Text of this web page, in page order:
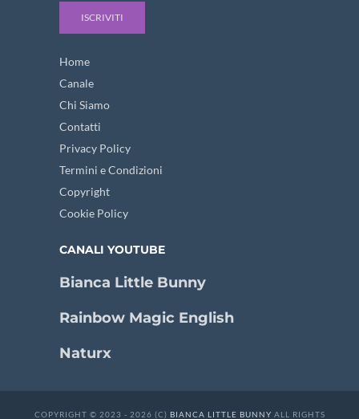
ISCRIVITI
Home
Canale
Chi Siamo
Contatti
Privacy Policy
Termini e Condizioni
Copyright
Cookie Policy
CANALI YOUTUBE
Bianca Little Bunny
Rainbow Magic English
Naturx
COPYRIGHT © 2023 - 2026 (C) BIANCA LITTLE BUNNY ALL RIGHTS